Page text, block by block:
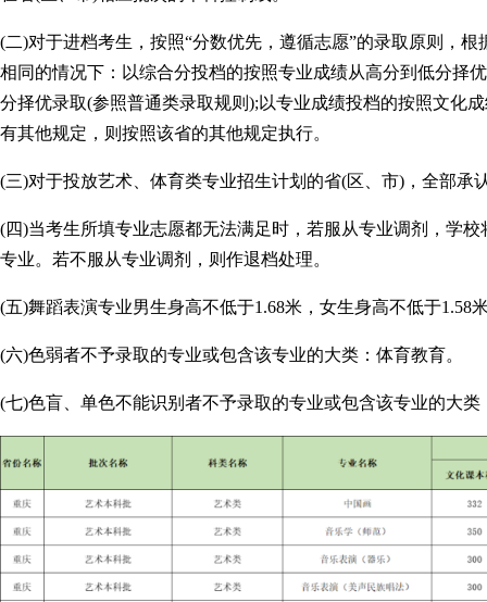
(二)对于进档考生，按照“分数优先，遵循志愿”的录取原则，
相同的情况下：以综合分投档的按照专业成绩从高分到低分择
分择优录取(参照普通类录取规则);以专业成绩投档的按照文化
有其他规定，则按照该省的其他规定执行。
(三)对于投放艺术、体育类专业招生计划的省(区、市)，全部承
(四)当考生所填专业志愿都无法满足时，若服从专业调剂，学
专业。若不服从专业调剂，则作退档处理。
(五)舞蹈表演专业男生身高不低于1.68米，女生身高不低于1.58
(六)色弱者不予录取的专业或包含该专业的大类：体育教育。
(七)色盲、单色不能识别者不予录取的专业或包含该专业的大类